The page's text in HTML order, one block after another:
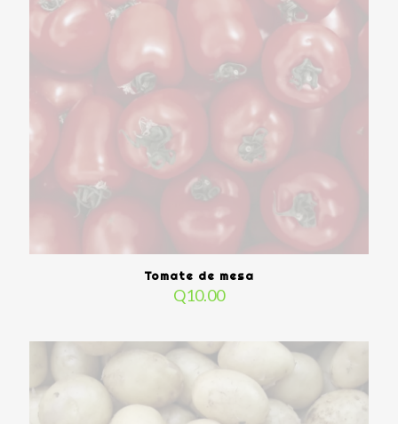
Tomate de mesa
Q10.00